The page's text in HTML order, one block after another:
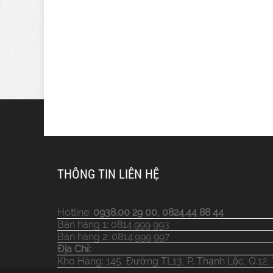
THÔNG TIN LIÊN HỆ
Hotline: 0938.00 29 00, 0824.44 88 44
Bán hàng 1: 0814.999 993
Bán hàng 2: 0814.999 997
Địa Chỉ:
Kho Hàng: 145, Đường TL13, P. Thạnh Lộc,